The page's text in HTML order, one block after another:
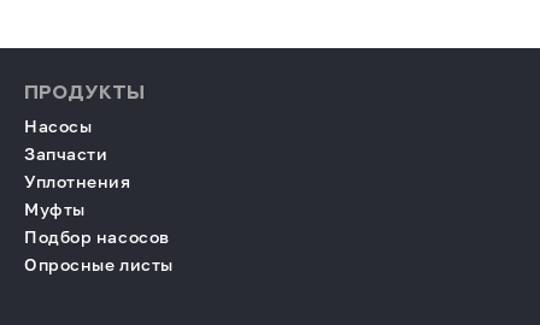
ПРОДУКТЫ
Насосы
Запчасти
Уплотнения
Муфты
Подбор насосов
Опросные листы